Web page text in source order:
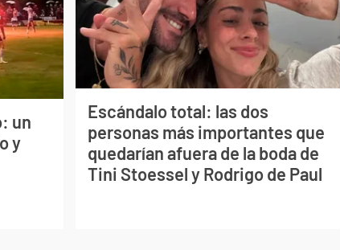
un
y
Escándalo total: las dos
personas más importantes que
quedarían afuera de la boda de
Tini Stoessel y Rodrigo de Paul